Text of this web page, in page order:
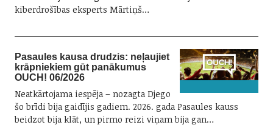
kiberdrošības eksperts Mārtiņš…
Pasaules kausa drudzis: neļaujiet
krāpniekiem gūt panākumus
OUCH! 06/2026
Neatkārtojama iespēja – nozagta Djego
šo brīdi bija gaidījis gadiem. 2026. gada Pasaules kauss
beidzot bija klāt, un pirmo reizi viņam bija gan…